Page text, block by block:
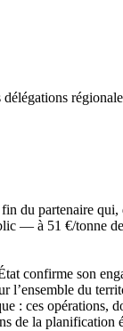
du partenaire qui,
— à 51 €/tonne
confirme son
du
: ces opérations,
de la